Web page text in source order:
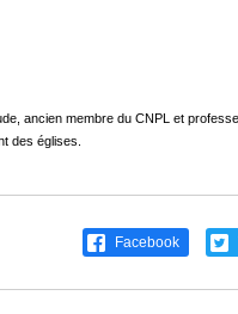
ancien membre du CNPL et
des églises.
Facebook